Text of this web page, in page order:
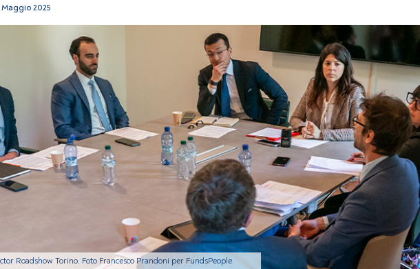
Maggio 2025
Roadshow Torino. Foto Francesco Prandoni per FundsPeople